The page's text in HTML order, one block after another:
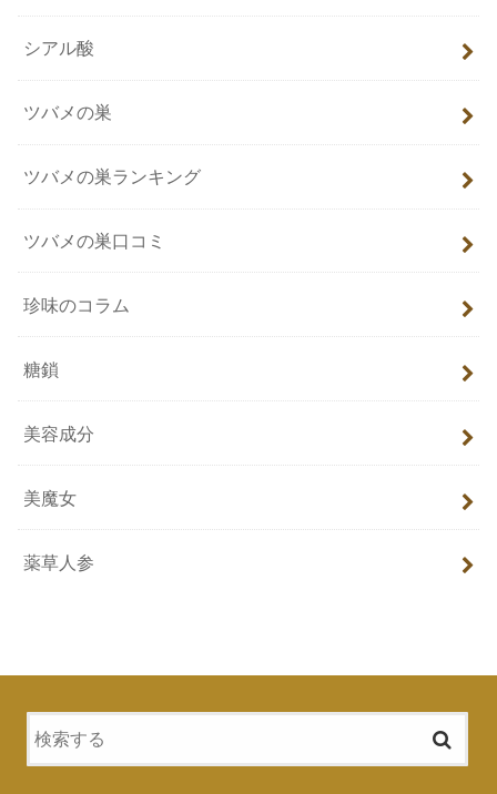
シアル酸
ツバメの巣
ツバメの巣ランキング
ツバメの巣口コミ
珍味のコラム
糖鎖
美容成分
美魔女
薬草人参